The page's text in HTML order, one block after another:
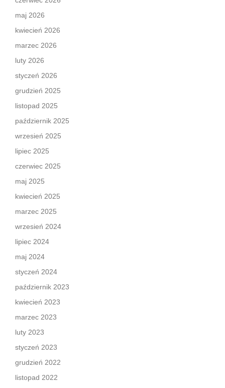
maj 2026
kwiecień 2026
marzec 2026
luty 2026
styczeń 2026
grudzień 2025
listopad 2025
październik 2025
wrzesień 2025
lipiec 2025
czerwiec 2025
maj 2025
kwiecień 2025
marzec 2025
wrzesień 2024
lipiec 2024
maj 2024
styczeń 2024
październik 2023
kwiecień 2023
marzec 2023
luty 2023
styczeń 2023
grudzień 2022
listopad 2022